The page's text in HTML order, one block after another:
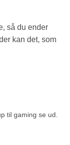
så du ender
kan det, som
til gaming se ud.